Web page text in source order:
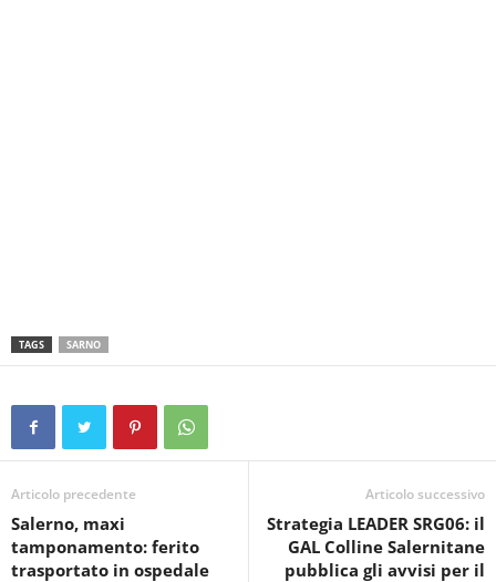
TAGS SARNO
Articolo precedente
Salerno, maxi
tamponamento: ferito
trasportato in ospedale
Articolo successivo
Strategia LEADER SRG06: il
GAL Colline Salernitane
pubblica gli avvisi per il